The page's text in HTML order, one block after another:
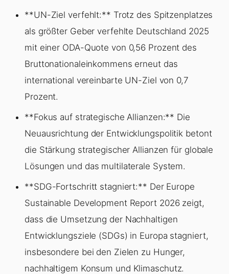
**UN-Ziel verfehlt:** Trotz des Spitzenplatzes
als größter Geber verfehlte Deutschland 2025
mit einer ODA-Quote von 0,56 Prozent des
Bruttonationaleinkommens erneut das
international vereinbarte UN-Ziel von 0,7
Prozent.
**Fokus auf strategische Allianzen:** Die
Neuausrichtung der Entwicklungspolitik betont
die Stärkung strategischer Allianzen für globale
Lösungen und das multilaterale System.
**SDG-Fortschritt stagniert:** Der Europe
Sustainable Development Report 2026 zeigt,
dass die Umsetzung der Nachhaltigen
Entwicklungsziele (SDGs) in Europa stagniert,
insbesondere bei den Zielen zu Hunger,
nachhaltigem Konsum und Klimaschutz.